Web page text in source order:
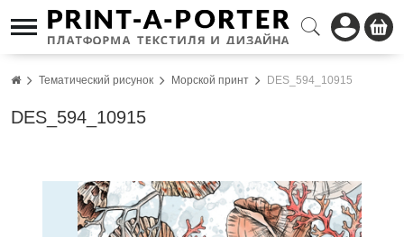
Тематический рисунок Морской принт DES_594_10915
DES_594_10915